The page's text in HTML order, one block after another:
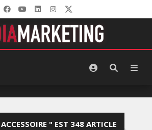
" EST 348 ARTICLE